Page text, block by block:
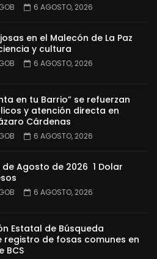
6 AGOSTO, 2026
en el Malecón de La Paz
y cultura
6 AGOSTO, 2026
en tu Barrio” se refuerzan
y atención directa en
Cárdenas
6 AGOSTO, 2026
de Agosto de 2026 1 Dolar
6 AGOSTO, 2026
Estatal de Búsqueda
de fosas comunes en
BCS